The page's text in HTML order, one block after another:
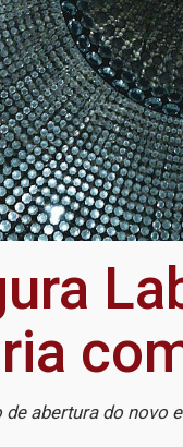
de abertura do novo